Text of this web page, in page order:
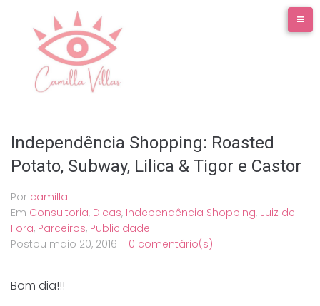
conteúdo
Independência Shopping: Roasted
Potato, Subway, Lilica & Tigor e Castor
Por camilla
Em Consultoria, Dicas, Independência Shopping, Juiz de
Fora, Parceiros, Publicidade
Postou maio 20, 2016 0 comentário(s)
Bom dia!!!